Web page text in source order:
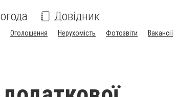
Довідник
Оголошення Нерухомість Фотозвіти Вакансії